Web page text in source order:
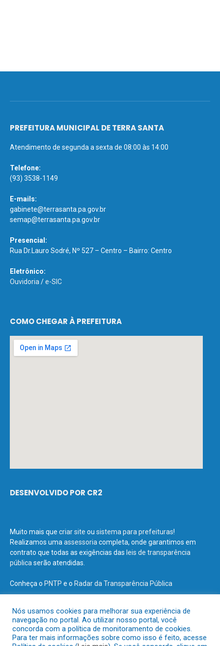
PREFEITURA MUNICIPAL DE TERRA SANTA
Atendimento de segunda a sexta de 08:00 às 14:00
Telefone:
(93) 3538-1149
E-mails:
gabinete@terrasanta.pa.gov.br
semap@terrasanta.pa.gov.br
Presencial:
Rua Dr.Lauro Sodré, Nº 527 – Centro – Bairro: Centro
Eletrônico:
Ouvidoria /e-SIC
COMO CHEGAR À PREFEITURA
DESENVOLVIDO POR CR2
Muito mais que criar site ou sistema para prefeituras!
Realizamos uma assessoria completa, onde garantimos em
contrato que todas as exigências das leis de transparência
pública serão atendidas.
Conheça o PNTP e o Radar da Transparência Pública
Todos os direitos reservados a Prefeitura Municipal de Terra Santa.
Nós usamos cookies para melhorar sua experiência de
navegação no portal. Ao utilizar nosso portal, você
concorda com a política de monitoramento de cookies.
Para ter mais informações sobre como isso é feito, acesse